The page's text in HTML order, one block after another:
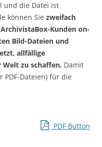
und die Datei ist
können Sie zweifach
Kunden on-
Bild-Dateien und
allfällige
zu schaffen. Damit
Dateien) für die
PDF Button